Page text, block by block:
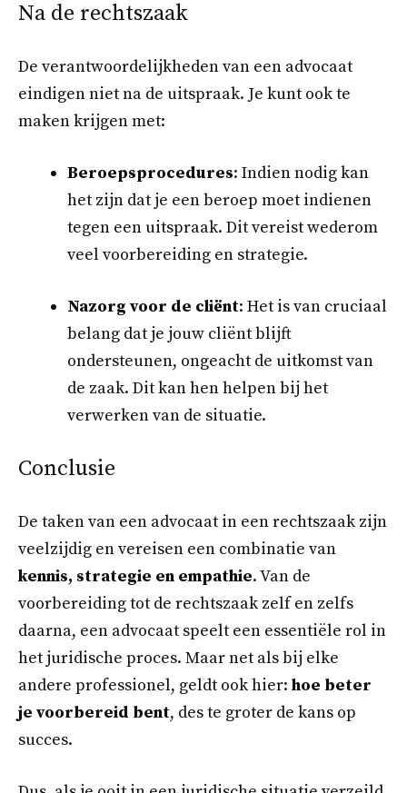
Na de rechtszaak
De verantwoordelijkheden van een advocaat
eindigen niet na de uitspraak. Je kunt ook te
maken krijgen met:
Beroepsprocedures: Indien nodig kan
het zijn dat je een beroep moet indienen
tegen een uitspraak. Dit vereist wederom
veel voorbereiding en strategie.
Nazorg voor de cliënt: Het is van cruciaal
belang dat je jouw cliënt blijft
ondersteunen, ongeacht de uitkomst van
de zaak. Dit kan hen helpen bij het
verwerken van de situatie.
Conclusie
De taken van een advocaat in een rechtszaak zijn
veelzijdig en vereisen een combinatie van
kennis, strategie en empathie. Van de
voorbereiding tot de rechtszaak zelf en zelfs
daarna, een advocaat speelt een essentiële rol in
het juridische proces. Maar net als bij elke
andere professionel, geldt ook hier: hoe beter
je voorbereid bent, des te groter de kans op
succes.